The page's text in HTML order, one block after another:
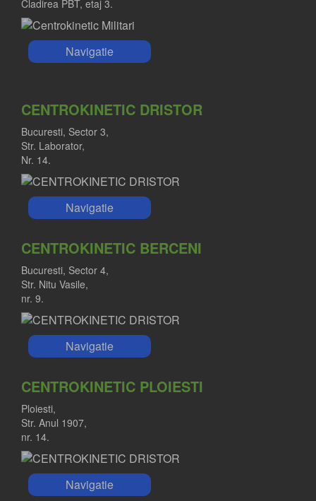
Cladirea PBT, etaj 3.
Navigatie
CENTROKINETIC DRISTOR
Bucuresti, Sector 3,
Str. Laborator,
Nr. 14.
Navigatie
CENTROKINETIC BERCENI
Bucuresti, Sector 4,
Str. Nitu Vasile,
nr. 9.
Navigatie
CENTROKINETIC PLOIESTI
Ploiesti,
Str. Anul 1907,
nr. 14.
Navigatie